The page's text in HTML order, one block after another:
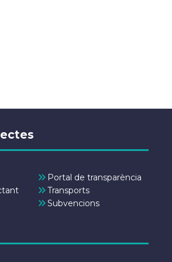
Portal de transparència
Transports
Subvencions